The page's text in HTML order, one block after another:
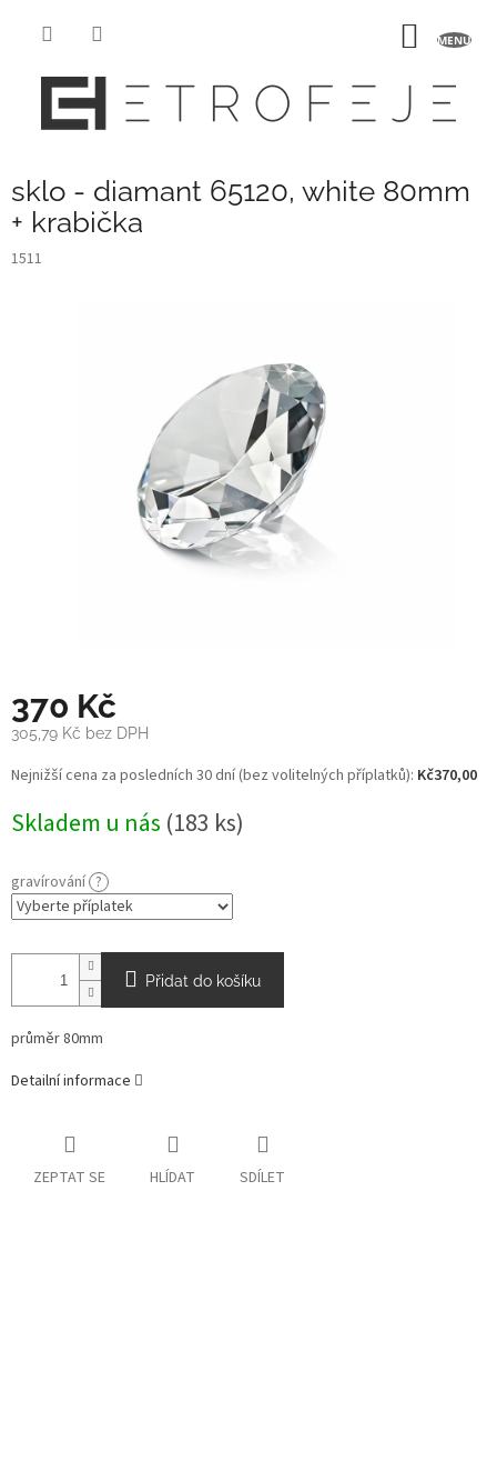
sklo - diamant 65120, white 80mm
+ krabička
1511
370 Kč
305,79 Kč bez DPH
Měrná
cena:
Nejnižší cena za posledních 30 dní (bez volitelných příplatků): Kč370,00
Skladem u nás (183 ks)
gravírování ?
Přidat do košíku
průměr 80mm
Detailní informace
ZEPTAT SE HLÍDAT SDÍLET